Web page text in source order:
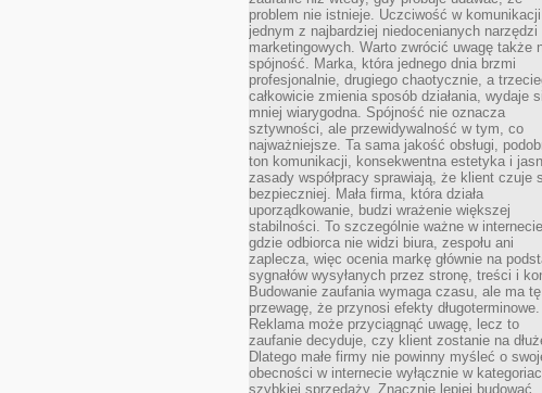
problem nie istnieje. Uczciwość w
jednym z najbardziej niedocenianych narzędzi
marketingowych. Warto zwrócić uwagę także
spójność. Marka, która jednego dnia brzmi
profesjonalnie, drugiego chaotycznie, a
całkowicie zmienia sposób działania, wydaje
mniej wiarygodna. Spójność nie oznacza
sztywności, ale przewidywalność w tym, co
najważniejsze. Ta sama jakość obsługi,
ton komunikacji, konsekwentna estetyka i
zasady współpracy sprawiają, że klient czuje
bezpieczniej. Mała firma, która działa
uporządkowanie, budzi wrażenie większej
stabilności. To szczególnie ważne w
gdzie odbiorca nie widzi biura, zespołu ani
zaplecza, więc ocenia markę głównie na
sygnałów wysyłanych przez stronę, treści i
Budowanie zaufania wymaga czasu, ale ma tę
przewagę, że przynosi efekty długoterminowe.
Reklama może przyciągnąć uwagę, lecz to
zaufanie decyduje, czy klient zostanie na
Dlatego małe firmy nie powinny myśleć o
obecności w internecie wyłącznie w
szybkiej sprzedaży. Znacznie lepiej budować